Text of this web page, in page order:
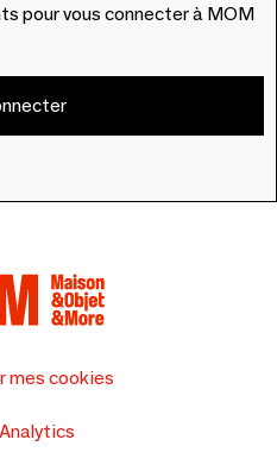
pour vous connecter à MOM
mes cookies